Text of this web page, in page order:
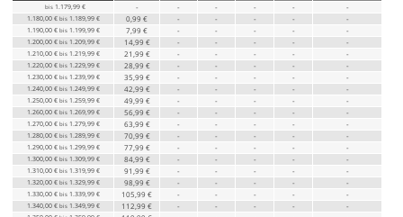
bis 1.179,99 € - - - - - -
1.180,00 € bis 1.189,99 € 0,99 € - - - - -
1.190,00 € bis 1.199,99 € 7,99 € - - - - -
1.200,00 € bis 1.209,99 € 14,99 € - - - - -
1.210,00 € bis 1.219,99 € 21,99 € - - - - -
1.220,00 € bis 1.229,99 € 28,99 € - - - - -
1.230,00 € bis 1.239,99 € 35,99 € - - - - -
1.240,00 € bis 1.249,99 € 42,99 € - - - - -
1.250,00 € bis 1.259,99 € 49,99 € - - - - -
1.260,00 € bis 1.269,99 € 56,99 € - - - - -
1.270,00 € bis 1.279,99 € 63,99 € - - - - -
1.280,00 € bis 1.289,99 € 70,99 € - - - - -
1.290,00 € bis 1.299,99 € 77,99 € - - - - -
1.300,00 € bis 1.309,99 € 84,99 € - - - - -
1.310,00 € bis 1.319,99 € 91,99 € - - - - -
1.320,00 € bis 1.329,99 € 98,99 € - - - - -
1.330,00 € bis 1.339,99 € 105,99 € - - - - -
1.340,00 € bis 1.349,99 € 112,99 € - - - - -